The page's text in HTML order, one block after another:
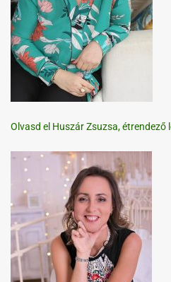
Olvasd el Huszár Zsuzsa, étrendező